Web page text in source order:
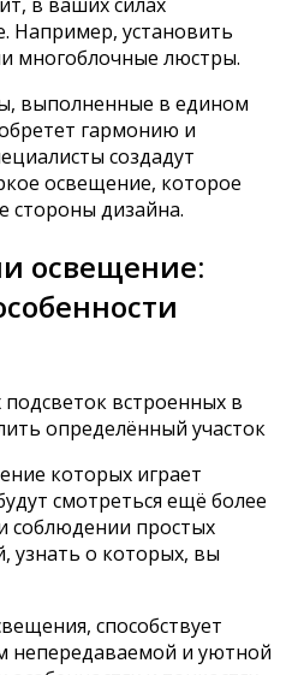
Например, установить
многоблочные люстры.
выполненные в едином
гармонию и
создадут
освещение, которое
дизайна.
освещение:
встроенных в
определённый участок
которых играет
смотреться ещё более
соблюдении простых
узнать о которых, вы
способствует
непередаваемой и уютной